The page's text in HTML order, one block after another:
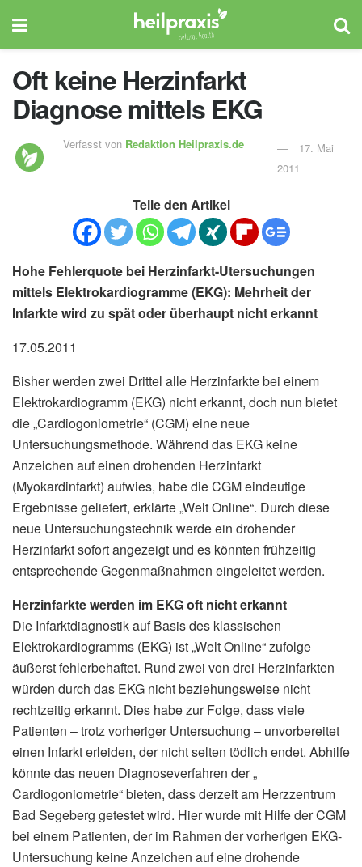
Oft keine Herzinfarkt
Diagnose mittels EKG
Verfasst von Redaktion Heilpraxis.de
17. Mai
2011
Teile den Artikel
Hohe Fehlerquote bei Herzinfarkt-Utersuchungen
mittels Elektrokardiogramme (EKG): Mehrheit der
Infarkte wird zu spät oder überhaupt nicht erkannt
17.05.2011
Bisher werden zwei Drittel alle Herzinfarkte bei einem
Elektrokardiogramm (EKG) nicht erkannt, doch nun bietet
die „Cardiogoniometrie“ (CGM) eine neue
Untersuchungsmethode. Während das EKG keine
Anzeichen auf einen drohenden Herzinfarkt
(Myokardinfarkt) aufwies, habe die CGM eindeutige
Ergebnisse geliefert, erklärte „Welt Online“. Durch diese
neue Untersuchungstechnik werde ein drohender
Herzinfarkt sofort angezeigt und es könnten frühzeitig
entsprechende Gegenmaßnahmen eingeleitet werden.
Herzinfarkte werden im EKG oft nicht erkannt
Die Infarktdiagnostik auf Basis des klassischen
Elektrokardiogramms (EKG) ist „Welt Online“ zufolge
äußerst fehlerbehaftet. Rund zwei von drei Herzinfarkten
würden durch das EKG nicht beziehungsweise nicht
rechtzeitig erkannt. Dies habe zur Folge, dass viele
Patienten – trotz vorheriger Untersuchung – unvorbereitet
einen Infarkt erleiden, der nicht selten tödlich endet. Abhilfe
könnte das neuen Diagnoseverfahren der „
Cardiogoniometrie“ bieten, dass derzeit am Herzzentrum
Bad Segeberg getestet wird. Hier wurde mit Hilfe der CGM
bei einem Patienten, der im Rahmen der vorherigen EKG-
Untersuchung keine Anzeichen auf eine drohende